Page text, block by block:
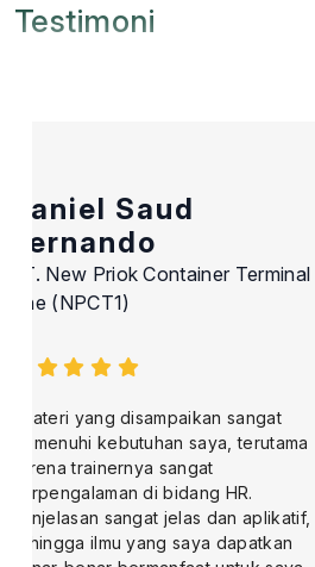
Testimoni
Reni Novella
PT Global Service
"Mengikuti pelatihan di
benar-benar luar biasa
bermanfaat. Materi
tidak hanya informatif,
mudah dipahami dan
diaplikasikan dalam
sehari-hari. Saya
diri dalam menjalankan